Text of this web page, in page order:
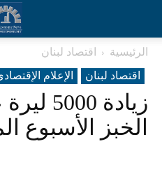
الرئيسية
اقتصاد لبنان
اقتصاد لبنان
الإعلام
زيادة
الخبز الأسبوع